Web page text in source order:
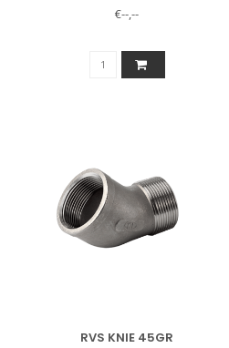
€--,--
RVS KNIE 45GR